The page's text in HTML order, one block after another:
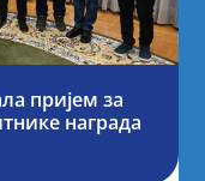
пријем за
награда